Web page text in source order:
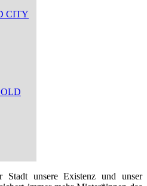
CITY
unsere Existenz und unser